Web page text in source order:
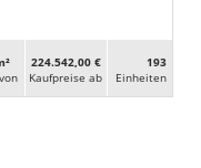
224.542,00 €
Kaufpreise ab
193
Ein­heiten